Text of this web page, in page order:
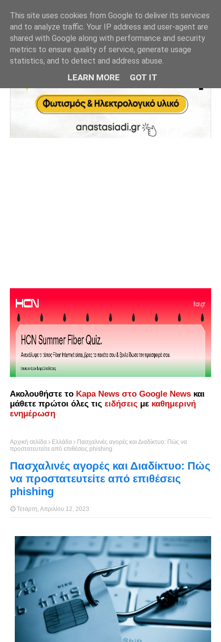
Ακολουθήστε το Kapa News στο Google News και
μάθετε πρώτοι όλες τις ειδήσεις με καθημερινή
ενημέρωση
Αρχική σελίδα Ελλάδα
Πασχαλινές αγορές και Διαδίκτυο: Πώς να
προστατευτείτε από επιθέσεις phishing
Πασχαλινές αγορές και Διαδίκτυο: Πώς
να προστατευτείτε από επιθέσεις
phishing
Τετάρτη, Απριλίου 12, 2023
This site uses cookies from Google to deliver its services
and to analyze traffic. Your IP address and user-agent are
shared with Google along with performance and security
metrics to ensure quality of service, generate usage
statistics, and to detect and address abuse.
LEARN MORE GOT IT